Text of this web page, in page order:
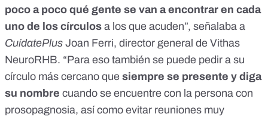
poco a poco qué gente se van a encontrar en cada
uno de los círculos a los que acuden”, señalaba a
CuídatePlus Joan Ferri, director general de Vithas
NeuroRHB. “Para eso también se puede pedir a su
círculo más cercano que siempre se presente y diga
su nombre cuando se encuentre con la persona con
prosopagnosia, así como evitar reuniones muy